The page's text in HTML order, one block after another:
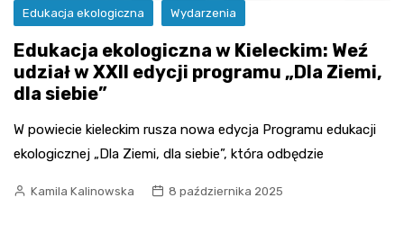
Edukacja ekologiczna Wydarzenia
Edukacja ekologiczna w Kieleckim: Weź
udział w XXII edycji programu „Dla Ziemi,
dla siebie”
W powiecie kieleckim rusza nowa edycja Programu edukacji
ekologicznej „Dla Ziemi, dla siebie”, która odbędzie
Kamila Kalinowska 8 października 2025